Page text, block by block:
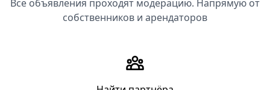
Все объявления проходят модерацию. Напрямую от
собственников и арендаторов